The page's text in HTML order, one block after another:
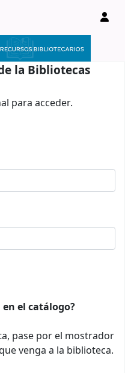
la Bibliotecas
para acceder.
el catálogo?
pase por el mostrador
venga a la biblioteca.